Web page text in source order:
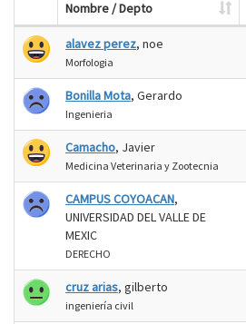
Nombre / Depto
alavez perez, noe
Morfologia
Bonilla Mota, Gerardo
Ingenieria
Camacho, Javier
Medicina Veterinaria y Zootecnia
CAMPUS COYOACAN,
UNIVERSIDAD DEL VALLE DE
MEXIC
DERECHO
cruz arias, gilberto
ingeniería civil